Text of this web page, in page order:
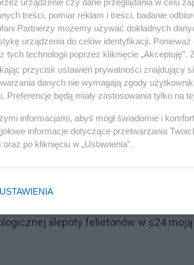
był również śp. prezydent
i nie grzmi, że każdy katolik,
papież Franciszek, który z polskim
IPN. Póki Kościół Katolicki w
przeciwników wielkiej narodowej
zwolenników dla innej sprawy. Dla
kurtyną swobodne wyskrobanie
teraz profesorowie Czarnek i Stelina z
trudem muszą przebijać do
Kaczyński będzie już po
ślepoty felietonów w s24
treści, pomiar reklam i treści, badanie
Partnerzy możemy używać dokładnych
urządzenia do celów identyfikacji.
tych technologii poprzez kliknięcie
przycisk ustawień prywatności znajdujący
danych nie wymagają zgody
Preferencje będą miały zastosowania tylko na
informacjami, abyś mógł świadomie i
informacje dotyczące przetwarzania
oraz po kliknięciu w „Ustawienia”.
USTAWIENIA